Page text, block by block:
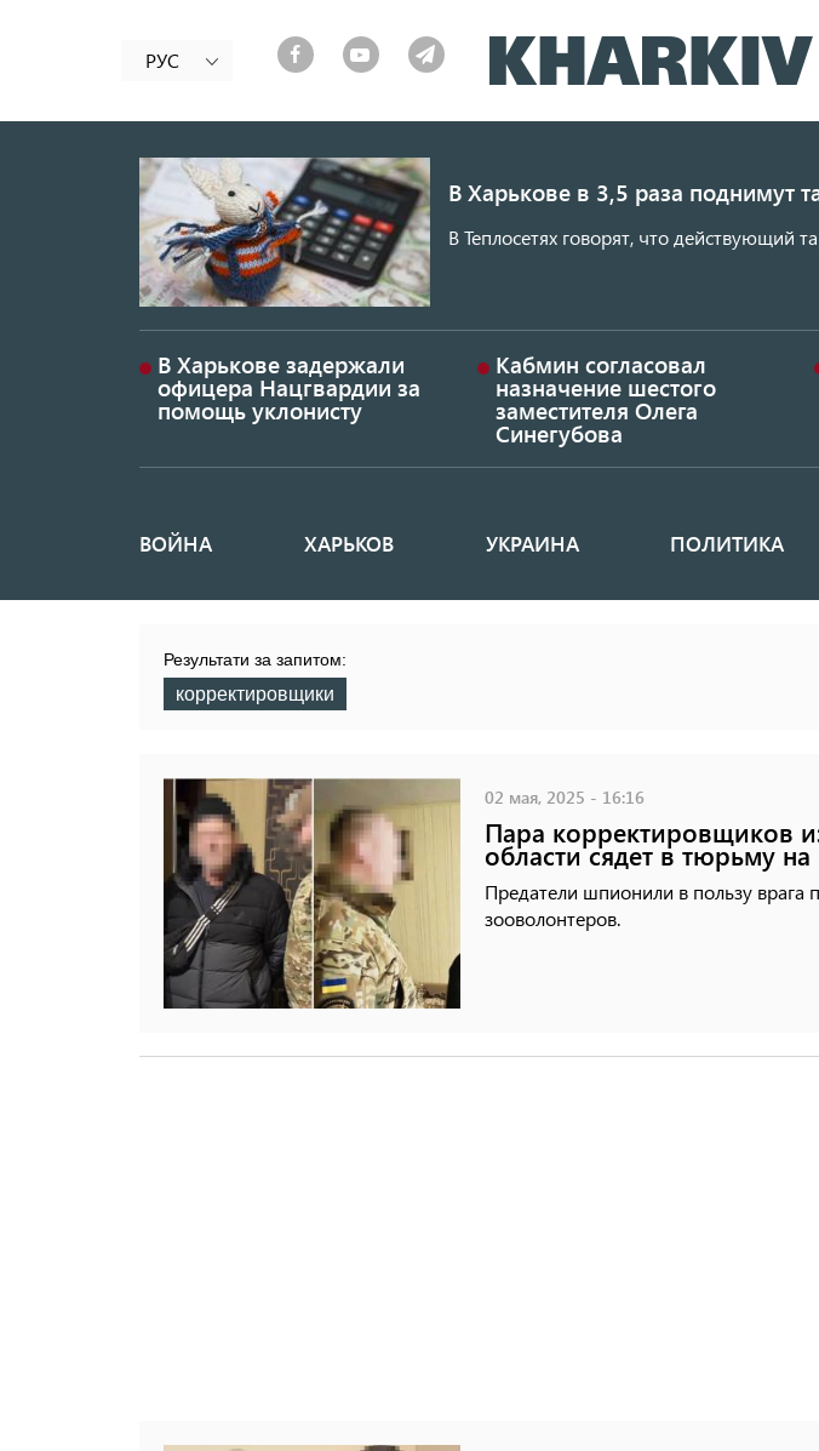
РУС
В Харькове в 3,5 раза поднимут
В Теплосетях говорят, что действующий
В Харькове задержали
офицера Нацгвардии за
помощь уклонисту
Кабмин согласовал
назначение шестого
заместителя Олега
Синегубова
Основная
ВОЙНА ХАРЬКОВ УКРАИНА ПОЛИТИКА
Результати за запитом:
корректировщики
02 мая, 2025 - 16:16
Пара корректировщиков
области сядет в тюрьму на
Предатели шпионили в пользу врага
зооволонтеров.